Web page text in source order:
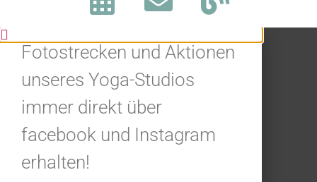
Fotostrecken und Aktionen
unseres Yoga-Studios
immer direkt über
facebook und Instagram
erhalten!